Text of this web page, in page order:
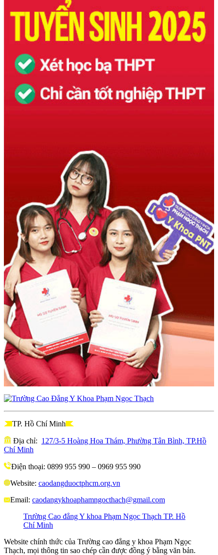
TP. Hồ Chí Minh
Địa chỉ: 127/3-5 Hoàng Hoa Thám, Phường Tân Bình, TP.Hồ
Chí Minh
Điện thoại: 0899 955 990 – 0969 955 990
Website: caodangduoctphcm.org.vn
Email: caodangykhoaphamngocthach@gmail.com
Trường Cao đẳng Y khoa Phạm Ngọc Thạch TP. Hồ
Chí Minh
Website chính thức của Trường cao đẳng y khoa Phạm Ngọc
Thạch, mọi thông tin sao chép cần được đồng ý bằng văn bản.